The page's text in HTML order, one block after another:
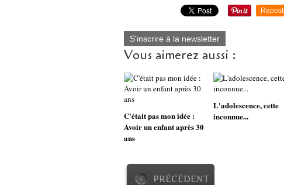
Repost
S'inscrire à la newsletter
Vous aimerez aussi :
C'était pas mon idée :
Avoir un enfant après 30
ans
L'adolescence, cette
inconnue...
PRÉCÉDENT